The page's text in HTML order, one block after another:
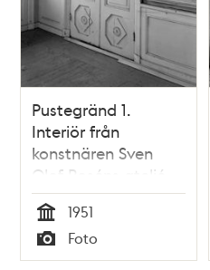
Pustegränd 1.
Interiör från
konstnären Sven
Olof Roséns ateljé
Tid
1951
Typ
Foto